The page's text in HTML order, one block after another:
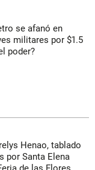
se afanó en
militares por $1.5
poder?
Henao, tablado
por Santa Elena